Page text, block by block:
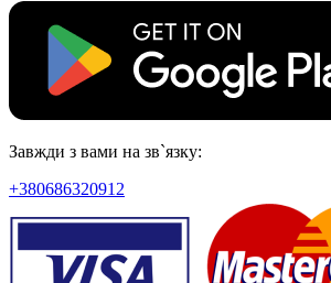
Завжди з вами на зв`язку:
+380686320912